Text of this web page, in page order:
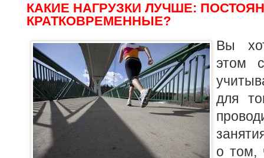
КАКИЕ НАГРУЗКИ ЛУЧШЕ:
КРАТКОВРЕМЕННЫЕ?
Вы
этом
для
о том,